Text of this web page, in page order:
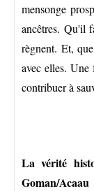
mensonge
ancêtres. Qu'il
règnent. Et,
avec elles. Une
contribuer à
La vérité
Goman/Acaau